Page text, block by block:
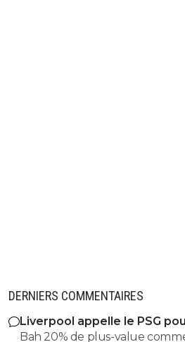
DERNIERS COMMENTAIRES
Liverpool appelle le PSG
Bah 20% de plus-value